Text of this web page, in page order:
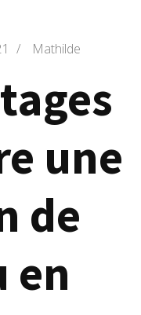
/ Mathilde
une
de
en